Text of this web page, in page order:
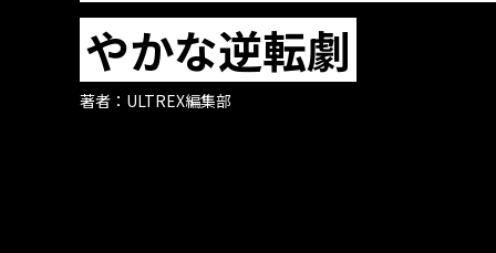
やかな逆転劇
著者： ULTREX編集部